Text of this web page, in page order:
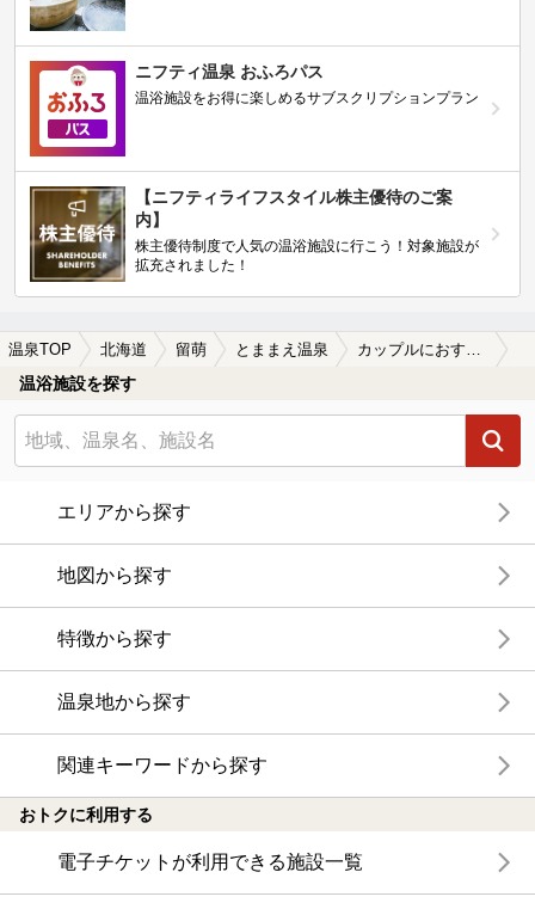
ニフティ温泉 おふろパス
温浴施設をお得に楽しめるサブスクリプションプラン
【ニフティライフスタイル株主優待のご案
内】
株主優待制度で人気の温浴施設に行こう！対象施設が
拡充されました！
温泉TOP 北海道 留萌 とままえ温泉 カップルにおすすめのとままえ温泉の温泉、日帰り温泉、スーパー銭湯おすすめ
温浴施設を探す
エリアから探す
地図から探す
特徴から探す
温泉地から探す
関連キーワードから探す
おトクに利用する
電子チケットが利用できる施設一覧